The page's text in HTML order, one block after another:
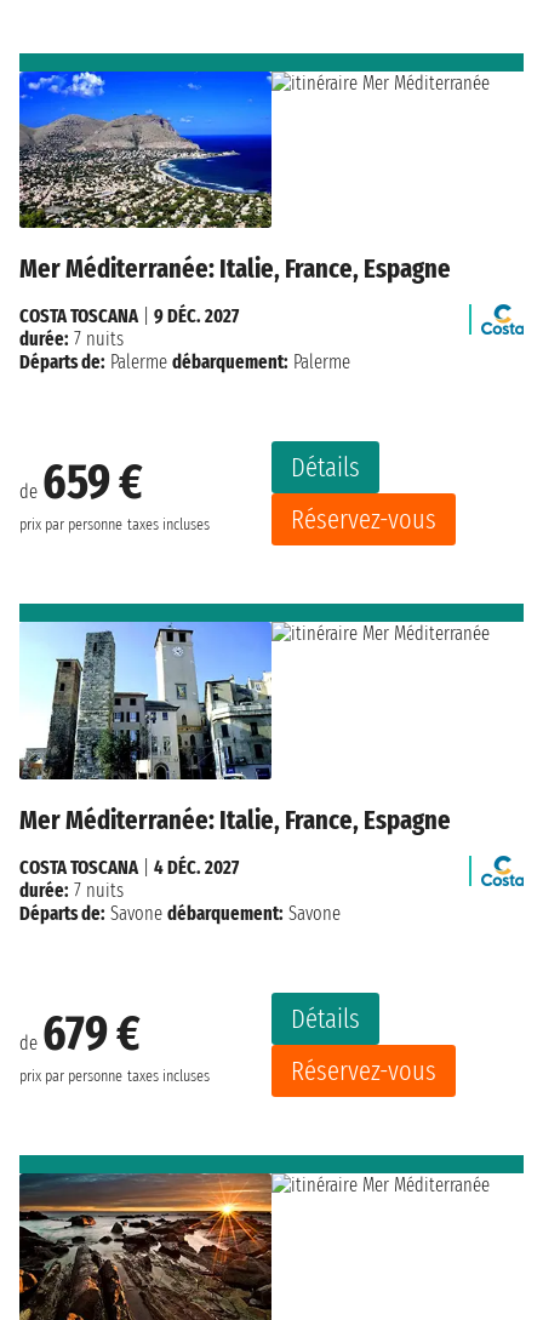
Mer Méditerranée: Italie, France, Espagne
de 659 €
prix par personne taxes incluses
Détails
Réservez-vous
COSTA TOSCANA| 9 DÉC. 2027
durée: 7 nuits
Départs de: Palerme débarquement: Palerme
Mer Méditerranée: Italie, France, Espagne
de 679 €
prix par personne taxes incluses
Détails
Réservez-vous
COSTA TOSCANA| 4 DÉC. 2027
durée: 7 nuits
Départs de: Savone débarquement: Savone